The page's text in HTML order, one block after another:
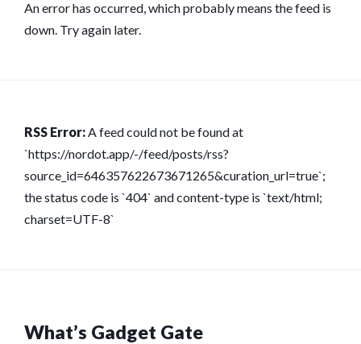
An error has occurred, which probably means the feed is
down. Try again later.
RSS Error:A feed could not be found at
`https://nordot.app/-/feed/posts/rss?
source_id=646357622673671265&curation_url=true`;
the status code is `404` and content-type is `text/html;
charset=UTF-8`
What’s Gadget Gate